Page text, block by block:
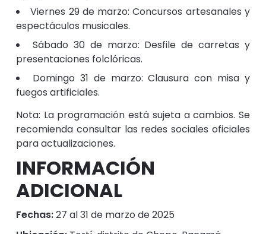
Viernes 29 de marzo: Concursos artesanales y
espectáculos musicales.
Sábado 30 de marzo: Desfile de carretas y
presentaciones folclóricas.
Domingo 31 de marzo: Clausura con misa y
fuegos artificiales.​
Nota: La programación está sujeta a cambios. Se
recomienda consultar las redes sociales oficiales
para actualizaciones.
INFORMACIÓN
ADICIONAL
Fechas:27 al 31 de marzo de 2025